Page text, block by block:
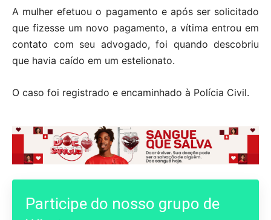
A mulher efetuou o pagamento e após ser solicitado
que fizesse um novo pagamento, a vítima entrou em
contato com seu advogado, foi quando descobriu
que havia caído em um estelionato.
O caso foi registrado e encaminhado à Polícia Civil.
Participe do nosso grupo de